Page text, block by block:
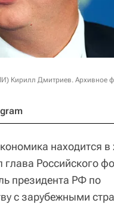
Кирилл Дмитриев. Архивное
находится
Российского
президента РФ по
с зарубежными